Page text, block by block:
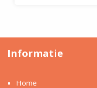
Informatie
Home